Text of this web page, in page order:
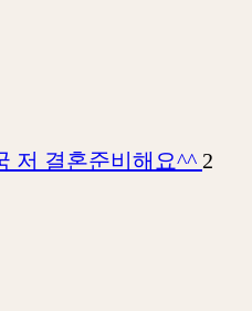
저 결혼준비해요^^ 2